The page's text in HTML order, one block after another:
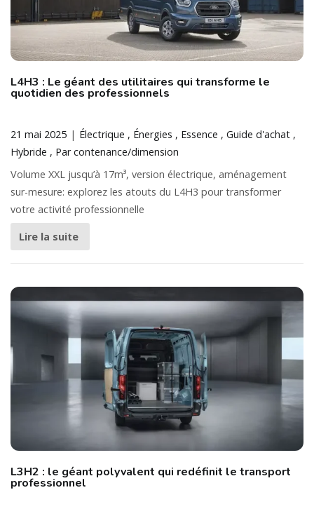
L4H3 : Le géant des utilitaires qui transforme le
quotidien des professionnels
21 mai 2025 Électrique Énergies Essence
Guide d'achat
Hybride
Par contenance/dimension
Volume XXL jusqu’à 17m³, version électrique, aménagement
sur-mesure: explorez les atouts du L4H3 pour transformer
votre activité professionnelle
Lire la suite
L3H2 : le géant polyvalent qui redéfinit le transport
professionnel